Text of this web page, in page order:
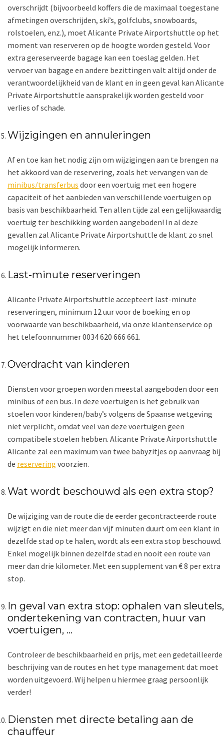
overschrijdt (bijvoorbeeld koffers die de maximaal toegestane
afmetingen overschrijden, ski’s, golfclubs, snowboards,
rolstoelen, enz.), moet Alicante Private Airportshuttle op het
moment van reserveren op de hoogte worden gesteld. Voor
extra gereserveerde bagage kan een toeslag gelden. Het
vervoer van bagage en andere bezittingen valt altijd onder de
verantwoordelijkheid van de klant en in geen geval kan Alicante
Private Airportshuttle aansprakelijk worden gesteld voor
verlies of schade.
Wijzigingen en annuleringen
Af en toe kan het nodig zijn om wijzigingen aan te brengen na
het akkoord van de reservering, zoals het vervangen van de
minibus/transferbus door een voertuig met een hogere
capaciteit of het aanbieden van verschillende voertuigen op
basis van beschikbaarheid. Ten allen tijde zal een gelijkwaardig
voertuig ter beschikking worden aangeboden! In al deze
gevallen zal Alicante Private Airportshuttle de klant zo snel
mogelijk informeren.
Last-minute reserveringen
Alicante Private Airportshuttle accepteert last-minute
reserveringen, minimum 12 uur voor de boeking en op
voorwaarde van beschikbaarheid, via onze klantenservice op
het telefoonnummer 0034 620 666 661.
Overdracht van kinderen
Diensten voor groepen worden meestal aangeboden door een
minibus of een bus. In deze voertuigen is het gebruik van
stoelen voor kinderen/baby’s volgens de Spaanse wetgeving
niet verplicht, omdat veel van deze voertuigen geen
compatibele stoelen hebben. Alicante Private Airportshuttle
Alicante zal een maximum van twee babyzitjes op aanvraag bij
de reservering voorzien.
Wat wordt beschouwd als een extra stop?
De wijziging van de route die de eerder gecontracteerde route
wijzigt en die niet meer dan vijf minuten duurt om een ​​klant in
dezelfde stad op te halen, wordt als een extra stop beschouwd.
Enkel mogelijk binnen dezelfde stad en nooit een route van
meer dan drie kilometer. Met een supplement van € 8 per extra
stop.
In geval van extra stop: ophalen van sleutels,
ondertekening van contracten, huur van
voertuigen, …
Controleer de beschikbaarheid en prijs, met een gedetailleerde
beschrijving van de routes en het type management dat moet
worden uitgevoerd. Wij helpen u hiermee graag persoonlijk
verder!
Diensten met directe betaling aan de
chauffeur